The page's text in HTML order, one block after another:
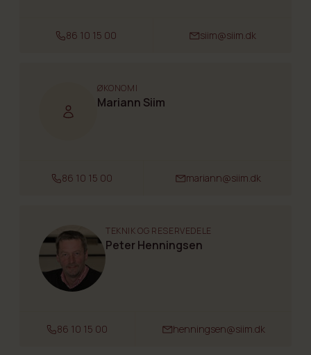
86 10 15 00 siim@siim.dk
ØKONOMI
Mariann Siim
86 10 15 00 mariann@siim.dk
TEKNIK OG RESERVEDELE
Peter Henningsen
86 10 15 00 henningsen@siim.dk